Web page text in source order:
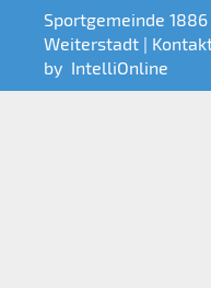
Sportgemeinde 1886
Weiterstadt |
by IntelliOnline